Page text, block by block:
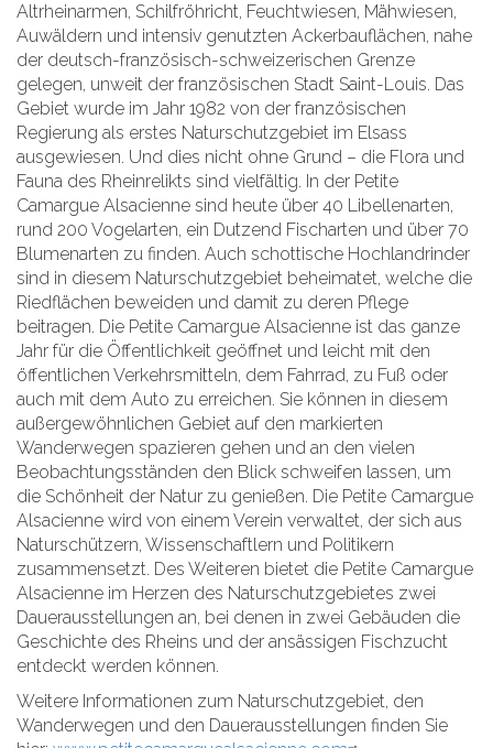
Altrheinarmen, Schilfröhricht, Feuchtwiesen, Mähwiesen,
Auwäldern und intensiv genutzten Ackerbauflächen, nahe
der deutsch-französisch-schweizerischen Grenze
gelegen, unweit der französischen Stadt Saint-Louis. Das
Gebiet wurde im Jahr 1982 von der französischen
Regierung als erstes Naturschutzgebiet im Elsass
ausgewiesen. Und dies nicht ohne Grund – die Flora und
Fauna des Rheinrelikts sind vielfältig. In der Petite
Camargue Alsacienne sind heute über 40 Libellenarten,
rund 200 Vogelarten, ein Dutzend Fischarten und über 70
Blumenarten zu finden. Auch schottische Hochlandrinder
sind in diesem Naturschutzgebiet beheimatet, welche die
Riedflächen beweiden und damit zu deren Pflege
beitragen. Die Petite Camargue Alsacienne ist das ganze
Jahr für die Öffentlichkeit geöffnet und leicht mit den
öffentlichen Verkehrsmitteln, dem Fahrrad, zu Fuß oder
auch mit dem Auto zu erreichen. Sie können in diesem
außergewöhnlichen Gebiet auf den markierten
Wanderwegen spazieren gehen und an den vielen
Beobachtungsständen den Blick schweifen lassen, um
die Schönheit der Natur zu genießen. Die Petite Camargue
Alsacienne wird von einem Verein verwaltet, der sich aus
Naturschützern, Wissenschaftlern und Politikern
zusammensetzt. Des Weiteren bietet die Petite Camargue
Alsacienne im Herzen des Naturschutzgebietes zwei
Dauerausstellungen an, bei denen in zwei Gebäuden die
Geschichte des Rheins und der ansässigen Fischzucht
entdeckt werden können.
Weitere Informationen zum Naturschutzgebiet, den
Wanderwegen und den Dauerausstellungen finden Sie